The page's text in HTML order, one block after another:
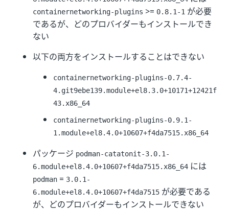
containernetworking-plugins >= 0.8.1-1 が必要
であるが、どのプロバイダーもインストールでき
ない
以下の両方をインストールすることはできない
containernetworking-plugins-0.7.4-
4.git9ebe139.module+el8.3.0+10171+12421f
43.x86_64
containernetworking-plugins-0.9.1-
1.module+el8.4.0+10607+f4da7515.x86_64
パッケージ podman-catatonit-3.0.1-
6.module+el8.4.0+10607+f4da7515.x86_64 には
podman = 3.0.1-
6.module+el8.4.0+10607+f4da7515 が必要である
が、どのプロバイダーもインストールできない